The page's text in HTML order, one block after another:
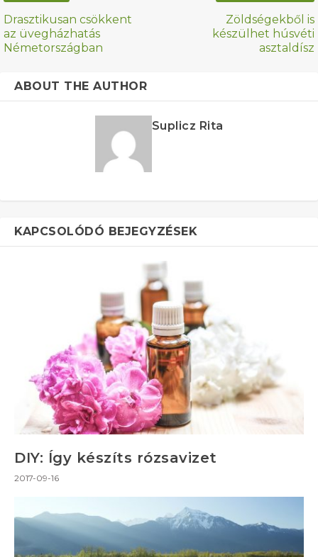
Drasztikusan csökkent
az üvegházhatás
Németországban
Zöldségekből is
készülhet húsvéti
asztaldísz
ABOUT THE AUTHOR
Suplicz Rita
KAPCSOLÓDÓ BEJEGYZÉSEK
DIY: Így készíts rózsavizet
2017-09-16